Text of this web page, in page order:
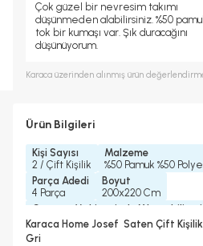
Çok güzel bir nevresim takımı
düşünmeden alabilirsiniz. %50
tok bir kumaşı var. Şık duracağını
düşünüyorum.
Karaca üzerinden alınmış ürün
Ürün Bilgileri
Kişi Sayısı
2 / Çift Kişilik
Malzeme
%50 Pamuk %50
Parça Adedi
4 Parça
Boyut
200x220 Cm
Çamaşır Makinesinde Yıkanabilir
Evet
Kurutma Makinesinde Kurutulabilir
Karaca Home Josef Saten Çift Kişilik
Gri